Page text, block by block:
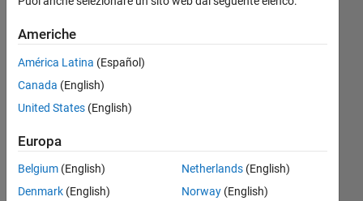
Michael
Vaughan
26 Set
2020
1
Aggiornato
26 Set
2020
3
Americhe
América Latina (Español)
Canada (English)
United States (English)
Europa
Belgium (English)
Denmark (English)
Netherlands(English)
Norway(English)